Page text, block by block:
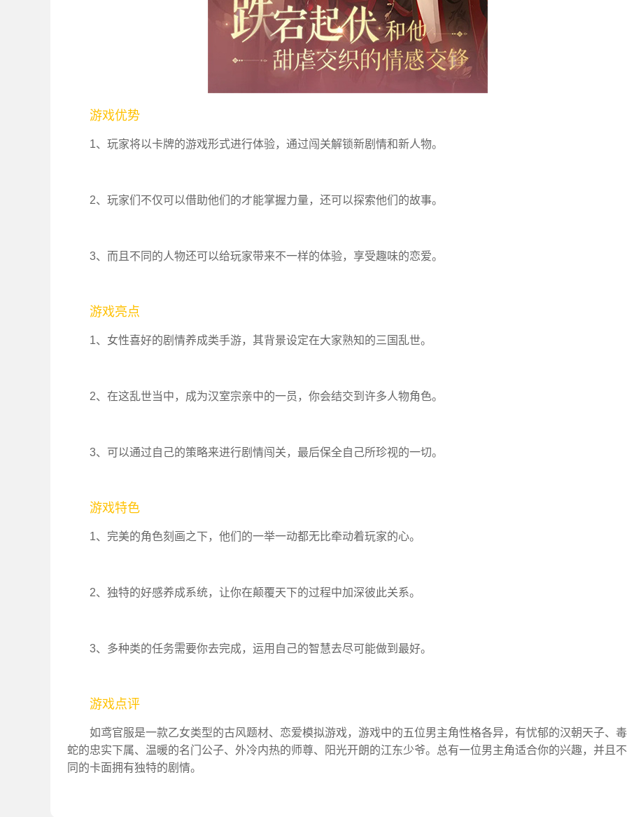
游戏优势
1、玩家将以卡牌的游戏形式进行体验，通过闯关解锁新剧情和新人物。
2、玩家们不仅可以借助他们的才能掌握力量，还可以探索他们的故事。
3、而且不同的人物还可以给玩家带来不一样的体验，享受趣味的恋爱。
游戏亮点
1、女性喜好的剧情养成类手游，其背景设定在大家熟知的三国乱世。
2、在这乱世当中，成为汉室宗亲中的一员，你会结交到许多人物角色。
3、可以通过自己的策略来进行剧情闯关，最后保全自己所珍视的一切。
游戏特色
1、完美的角色刻画之下，他们的一举一动都无比牵动着玩家的心。
2、独特的好感养成系统，让你在颠覆天下的过程中加深彼此关系。
3、多种类的任务需要你去完成，运用自己的智慧去尽可能做到最好。
游戏点评
如鸢官服是一款乙女类型的古风题材、恋爱模拟游戏，游戏中的五位男主角性格各异，有忧郁的汉朝天子、毒
蛇的忠实下属、温暖的名门公子、外冷内热的师尊、阳光开朗的江东少爷。总有一位男主角适合你的兴趣，并且不
同的卡面拥有独特的剧情。